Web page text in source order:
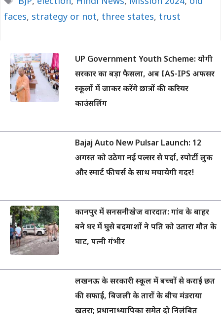
faces, strategy or not, three states, trust
UP Government Youth Scheme: योगी
सरकार का बड़ा फैसला, अब IAS-IPS अफसर
स्कूलों में जाकर करेंगे छात्रों की करियर
काउंसलिंग
Bajaj Auto New Pulsar Launch: 12
अगस्त को उठेगा नई पल्सर से पर्दा, स्पोर्टी लुक
और स्मार्ट फीचर्स के साथ मचायेगी गदर!
कानपुर में सनसनीखेज वारदात: गांव के बाहर
बने घर में घुसे बदमाशों ने पति को उतारा मौत के
घाट, पत्नी गंभीर
लखनऊ के सरकारी स्कूल में बच्चों से कराई छत
की सफाई, बिजली के तारों के बीच मंडराया
खतरा; प्रधानाध्यापिका समेत दो निलंबित